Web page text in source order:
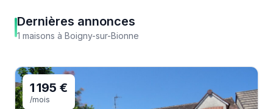
Dernières annonces
1 maisons à Boigny-sur-Bionne
1 195 €
/mois